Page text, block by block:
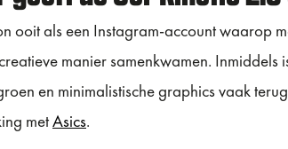
ooit als een Instagram-account waarop
manier samenkwamen.
en minimalistische graphics vaak
metAsics.